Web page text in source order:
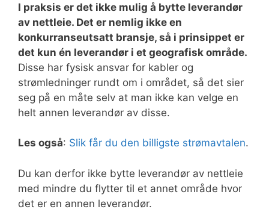
I praksis er det ikke mulig å bytte leverandør
av nettleie. Det er nemlig ikke en
konkurranseutsatt bransje, så i prinsippet er
det kun én leverandør i et geografisk område.
Disse har fysisk ansvar for kabler og
strømledninger rundt om i området, så det sier
seg på en måte selv at man ikke kan velge en
helt annen leverandør av disse.
Les også: Slik får du den billigste strømavtalen.
Du kan derfor ikke bytte leverandør av nettleie
med mindre du flytter til et annet område hvor
det er en annen leverandør.